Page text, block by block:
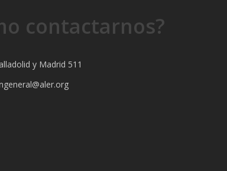
contactarnos?
y Madrid 511